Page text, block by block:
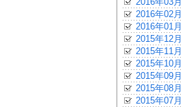
2016年02月
2016年01月
2015年12月
2015年11月
2015年10月
2015年09月
2015年08月
2015年07月